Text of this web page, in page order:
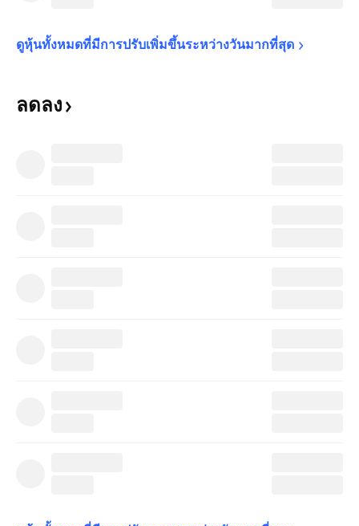
ดูหุ้นทั้งหมดที่มีการปรับเพิ่มขึ้นระหว่างวันมากที่สุด
ลดลง